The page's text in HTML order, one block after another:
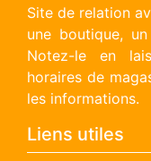
Site de relation
une boutique,
Notez-le en
horaires de
les informations.
Liens utiles